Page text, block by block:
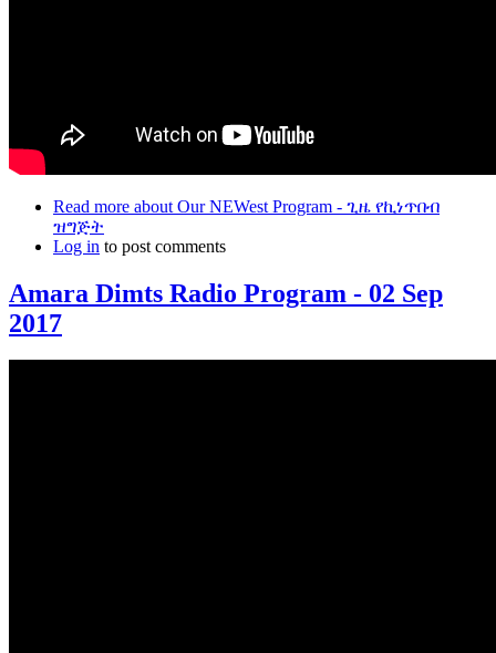
Read more about Our NEWest Program - ጊዜ የኪነጥበብ
ዝግጅት
Log in to post comments
Amara Dimts Radio Program - 02 Sep
2017